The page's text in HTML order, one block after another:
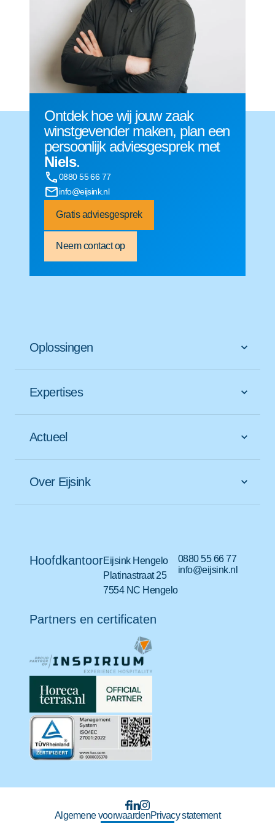
Ontdek hoe wij jouw zaak
winstgevender maken, plan een
persoonlijk adviesgesprek met
Niels.
0880 55 66 77
info@eijsink.nl
Gratis adviesgesprek
Neem contact op
Oplossingen
Expertises
Actueel
Over Eijsink
HoofdkantoorEijsink Hengelo
Platinastraat 25
7554 NC Hengelo
0880 55 66 77
info@eijsink.nl
Partners en certificaten
Algemene voorwaardenPrivacy statement